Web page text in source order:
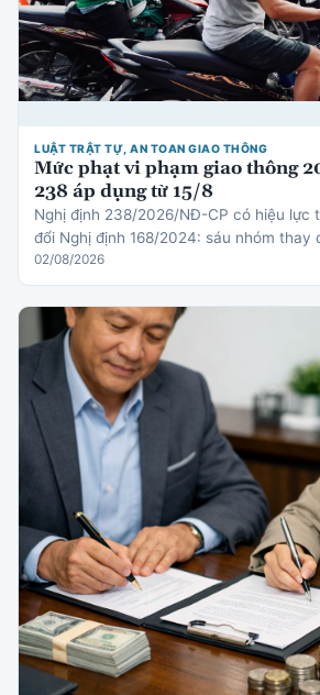
LUẬT TRẬT TỰ, AN TOAN GIAO THÔNG
Mức phạt vi phạm giao thông
238 áp dụng từ 15/8
Nghị định 238/2026/NĐ-CP có hiệu lực
đổi Nghị định 168/2024: sáu nhóm thay
thiết bị an toàn cho trẻ em, cơ chế trừ
02/08/2026